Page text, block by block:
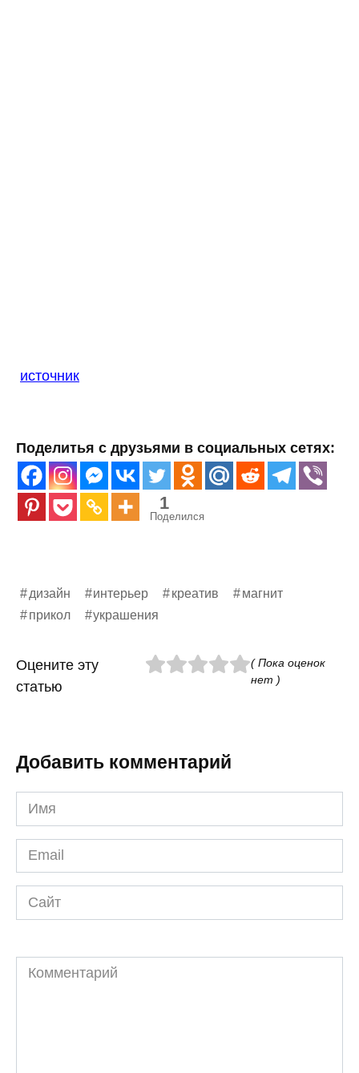
источник
Поделитья с друзьями в социальных сетях:
1
Поделился
дизайн интерьер креатив
магнит
прикол
украшения
Оцените эту
статью
( Пока оценок
нет )
Добавить комментарий
Имя
*
Email
*
Сайт
Комментарий